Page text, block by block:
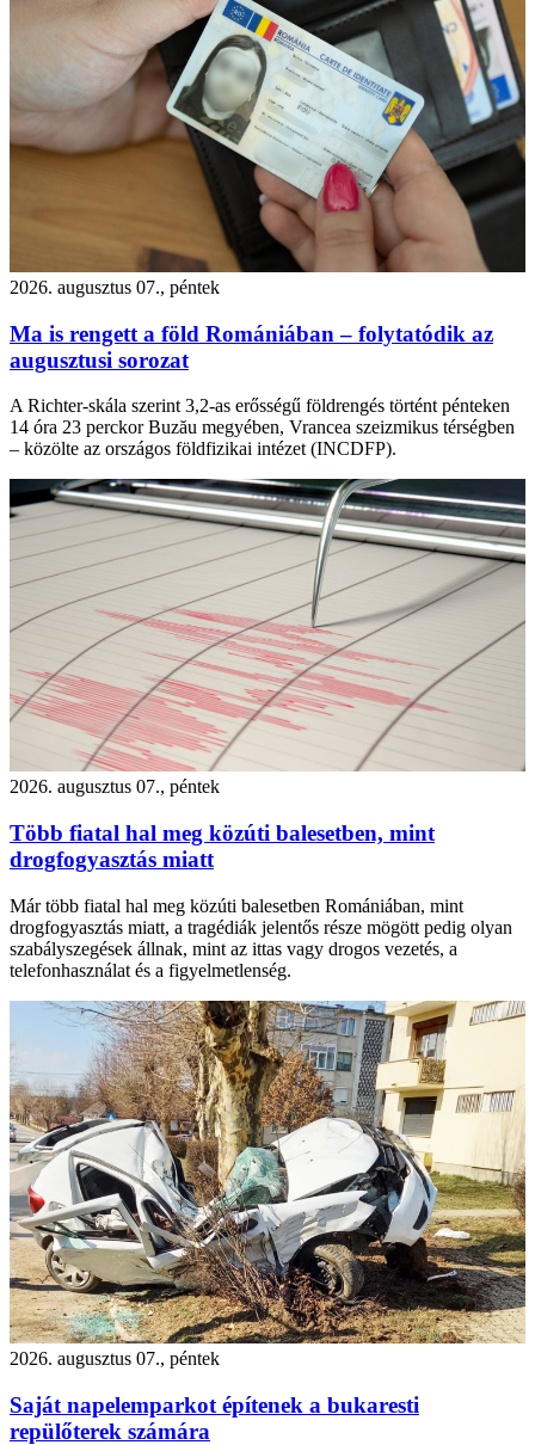
2026. augusztus 07., péntek
Ma is rengett a föld Romániában – folytatódik az
augusztusi sorozat
A Richter-skála szerint 3,2-as erősségű földrengés történt pénteken
14 óra 23 perckor Buzău megyében, Vrancea szeizmikus térségben
– közölte az országos földfizikai intézet (INCDFP).
2026. augusztus 07., péntek
Több fiatal hal meg közúti balesetben, mint
drogfogyasztás miatt
Már több fiatal hal meg közúti balesetben Romániában, mint
drogfogyasztás miatt, a tragédiák jelentős része mögött pedig olyan
szabályszegések állnak, mint az ittas vagy drogos vezetés, a
telefonhasználat és a figyelmetlenség.
2026. augusztus 07., péntek
Saját napelemparkot építenek a bukaresti
repülőterek számára